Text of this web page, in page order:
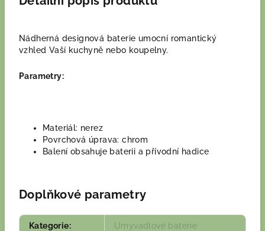
Nádherná designová baterie umocní romantický
vzhled Vaší kuchyně nebo koupelny.
Parametry:
Materiál: nerez
Povrchová úprava: chrom
Balení obsahuje baterii a přívodní hadice
Doplňkové parametry
Kategorie: Umyvadlové baterie